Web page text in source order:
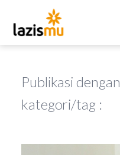
Publikasi dengan
kategori/tag :